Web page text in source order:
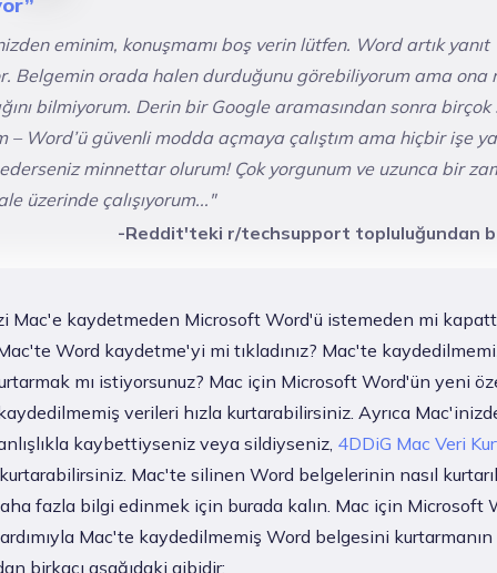
eminim, konuşmamı boş verin lütfen. Word artık yanıt
Belgemin orada halen durduğunu görebiliyorum ama ona
bilmiyorum. Derin bir Google aramasından sonra birçok
– Word’ü güvenli modda açmaya çalıştım ama hiçbir işe
minnettar olurum! Çok yorgunum ve uzunca bir
üzerinde çalışıyorum..."
-Reddit'teki r/techsupport topluluğundan
Mac'e kaydetmeden Microsoft Word'ü istemeden mi
Word kaydetme'yi mi tıkladınız? Mac'te
mı istiyorsunuz? Mac için Microsoft Word'ün yeni
verileri hızla kurtarabilirsiniz. Ayrıca
kaybettiyseniz veya sildiyseniz, 4DDiG Mac Veri
Mac'te silinen Word belgelerinin nasıl
fazla bilgi edinmek için burada kalın. Mac için Microsoft
Mac'te kaydedilmemiş Word belgesini
birkaçı aşağıdaki gibidir: